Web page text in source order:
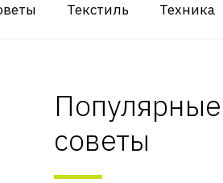
Текстиль Техника
Популярные
советы